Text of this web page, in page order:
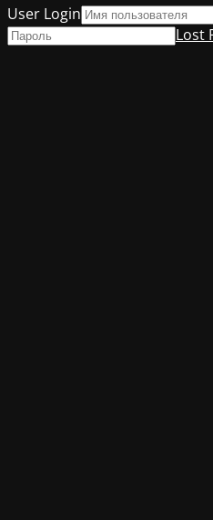
User Login
Lost